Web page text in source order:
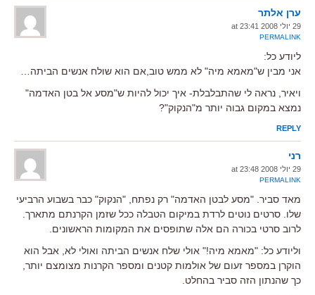
ערן אלתר
29 יולי 2008 at 23:41
PERMALINK
ליודע כל:
אני מבין ש"מאמא מיה" לא ממש טוב,אם הוא שולח אנשים הביתה…
ויאיר, נראה לי שהתבלבלת- איך יכול להיות ש"מסע אל בטן האדמה"
נמצא במקום גבוה יותר מ"הנקוק"?
REPLY
רני
29 יולי 2008 at 23:48
PERMALINK
מאד סביר. "מסע לבטן האדמה" רק נפתח, "הנקוק" כבר בשבוע הרביעי
שלו. סרטים נוטים לרדת במיקום הטבלה ככל שזמן הקרנתם מתארך.
לרוב סרטי בכורה הם אלה שתופסים את המקומות הראשונים.
וליודע כל: "מאמא מיה!" אולי שלח אנשים הביתה ואולי לא, אבל הוא
הוקרן במספר זעום של אולמות קטנים ומספר הקרנות מצומצם יותר,
כך שהנתון הזה סביר בהחלט.